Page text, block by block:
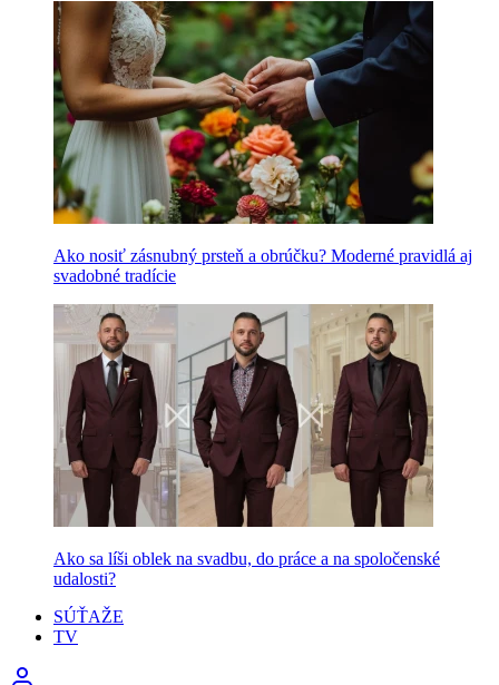
Ako nosiť zásnubný prsteň a obrúčku? Moderné pravidlá aj
svadobné tradície
Ako sa líši oblek na svadbu, do práce a na spoločenské
udalosti?
SÚŤAŽE
TV